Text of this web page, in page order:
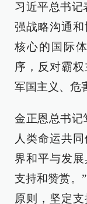
习近平总书记
强战略沟通
核心的国际
序，反对霸
军国主义、危
金正恩总书记
人类命运共
界和平与发
支持和赞赏。
原则，坚定